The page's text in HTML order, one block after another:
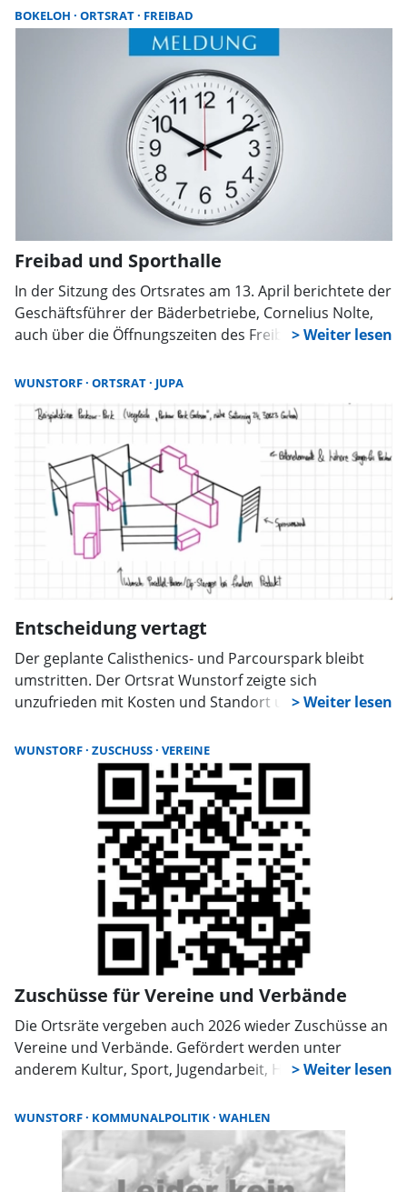
und zum anderen das Ende der öffentlichen Flächen
für die Baumpflanzaktionen für Neugeborene in den
Generationenparks bedeutet hätten. Zufrieden zeigte
sich der Ortsrat mit verstärkten Kontrollen im
Stadtgebiet durch Kombi-Streifen von Polizei und
BOKELOH ORTSRAT FREIBAD
Freibad und Sporthalle
In der Sitzung des Ortsrates am 13. April berichtete der
Geschäftsführer der Bäderbetriebe, Cornelius Nolte,
auch über die Öffnungszeiten des Freibades. Die sind
eine Öffnungszeit bis 20 Uhr gewünscht. Das sei aber
nicht möglich, es müsste eine zweite Schicht eingesetzt
werden.
WUNSTORF ORTSRAT JUPA
Entscheidung vertagt
Der geplante Calisthenics- und Parcourspark bleibt
umstritten. Der Ortsrat Wunstorf zeigte sich
unzufrieden mit Kosten und Standort und vertagte
gibt es nur bei einer Förderung, etwa über Leader.
WUNSTORF ZUSCHUSS VEREINE
Zuschüsse für Vereine und Verbände
Die Ortsräte vergeben auch 2026 wieder Zuschüsse an
Vereine und Verbände. Gefördert werden unter
anderem Kultur, Sport, Jugendarbeit, Heimatpflege
gestellt werden.
WUNSTORF KOMMUNALPOLITIK WAHLEN